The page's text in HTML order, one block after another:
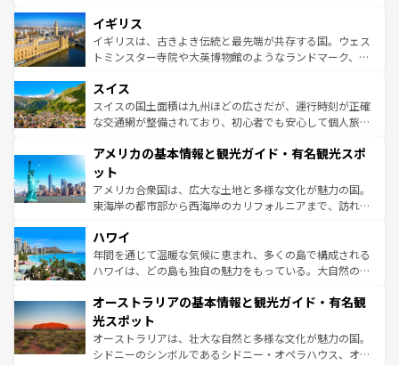
香り高いラベンダー畑など、多彩な楽しみ方が可能だ。さ
らに、パリ以外の地域にも魅力が溢れており、どの街角に
も豊かな歴史と文化が息づいている。パリ以外の個性あふ
を参照してほしい。
顔を持つこの国は、どこを歩いても飽きることがない。ベ
ルリンの文化的活気、バイエルン州のアルプスの絶景、そ
してライン川沿いのワイン畑といった風景は必見。ビール
は、お酒好きな人にはぜひ体験してほしい。 なお、新着の
ドイツ情報はコンテンツ一覧を参照してほしい。
イギリス
イギリスは、古きよき伝統と最先端が共存する国。ウェス
トミンスター寺院や大英博物館のようなランドマーク、歴
リアごとに異なる魅力がある。また、優雅なアフタヌーン
ティー、ビール好きにはたまらない英国パブ、サッカー観
戦など、本場だからこそできる体験も豊富。イギリスを旅
ンツ一覧を参照してほしい。
スイス
スイスの国土面積は九州ほどの広さだが、運行時刻が正確
な交通網が整備されており、初心者でも安心して個人旅行
の建物がそのまま残る町や、スイスならではのユニークな
博物館もあり、アルプス観光だけでなく町歩きも満喫する
ことができる。国民の所得が高いため物価も高いが、旅行
者向けの交通パス提供のサービスもあり、うまく活用すれ
着のスイス情報は
アメリカの基本情報と観光ガイド・有名観光スポ
ット
アメリカ合衆国は、広大な土地と多様な文化が魅力の国。
東海岸の都市部から西海岸のカリフォルニアまで、訪れる
のような巨大都市は、観光、ショッピング、エンターテイ
ンメントが詰まった刺激的なスポットだ。一方、アメリカ
西部には大自然が広がり、グランドキャニオンやイエロー
部のニューオーリンズでは、音楽と美食が融合した独特の
文化が魅力。旅行者はアメリカの各地域で異なる魅力を楽
しみながら、その多様性と豊かな歴史を感じることができ
るだろう。車でのロードトリップや列車の旅も、アメリカ
ハワイ
年間を通じて温暖な気候に恵まれ、多くの島で構成される
ハワイは、どの島も独自の魅力をもっている。大自然の神
ワイ島は見逃せない。また、定番の観光地といえばオアフ
島だが、静かな自然を求めるならマウイ島やカウアイ島が
おすすめ。エメラルドグリーンに輝く海をはじめ、豊かな
文化や歴史が息づいている。「アロハスピリット」と呼ば
オーストラリアの基本情報と観光ガイド・有名観
光スポット
オーストラリアは、壮大な自然と多様な文化が魅力の国。
シドニーのシンボルであるシドニー・オペラハウス、オー